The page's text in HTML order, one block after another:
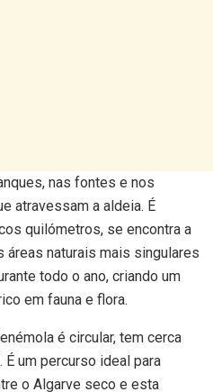
nas fontes e nos
atravessam a aldeia. É
quilómetros, se encontra a
áreas naturais mais singulares
todo o ano, criando um
em fauna e flora.
é circular, tem cerca
um percurso ideal para
o Algarve seco e esta